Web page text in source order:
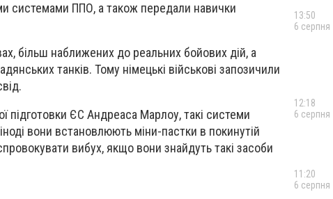
системами ППО, а також передали навички
більш наближених до реальних бойових дій, а
танків. Тому німецькі військові запозичили
підготовки ЄС Андреаса Марлоу, такі системи
вони встановлюють міни-пастки в покинутій
вибух, якщо вони знайдуть такі засоби
13:50
6 серпня
12:18
6 серпня
11:20
6 серпня